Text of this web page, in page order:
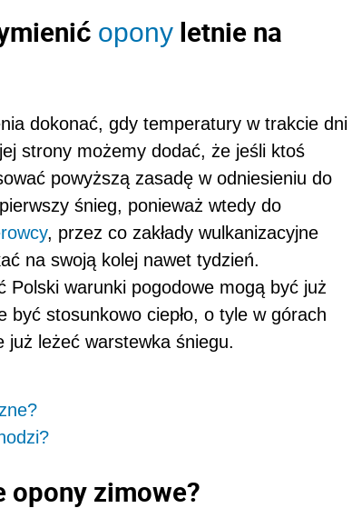
opony letnie na
dokonać, gdy temperatury w trakcie dni
strony możemy dodać, że jeśli ktoś
powyższą zasadę w odniesieniu do
śnieg, ponieważ wtedy do
, przez co zakłady wulkanizacyjne
na swoją kolej nawet tydzień.
warunki pogodowe mogą być już
być stosunkowo ciepło, o tyle w górach
leżeć warstewka śniegu.
opony zimowe?